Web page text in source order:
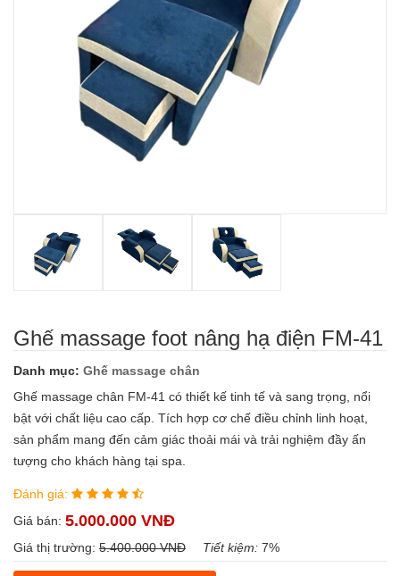
Ghế massage foot nâng hạ điện FM-41
Danh mục: Ghế massage chân
Ghế massage chân FM-41 có thiết kế tinh tế và sang trọng, nổi
bật với chất liệu cao cấp. Tích hợp cơ chế điều chỉnh linh hoạt,
sản phẩm mang đến cảm giác thoải mái và trải nghiệm đầy ấn
tượng cho khách hàng tại spa.
Đánh giá:
Giá bán: 5.000.000 VNĐ
Giá thị trường: 5.400.000 VNĐ Tiết kiệm: 7%